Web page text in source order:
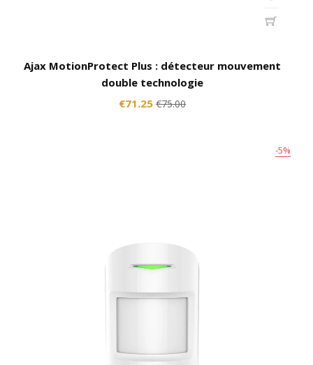
Ajax MotionProtect Plus : détecteur mouvement
double technologie
€71.25 €75.00
-5%